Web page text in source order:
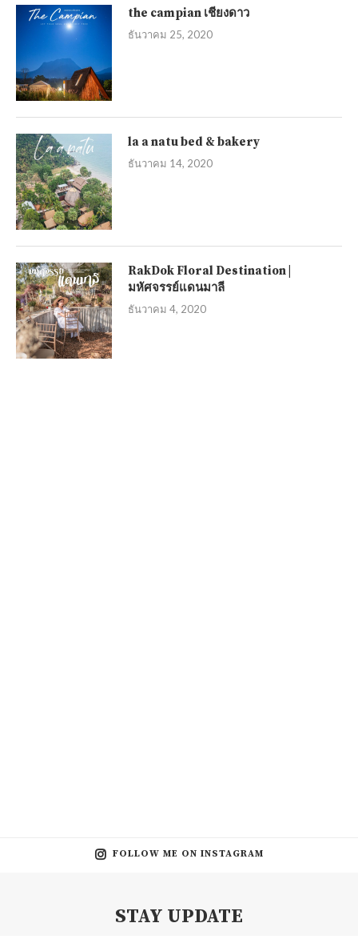
the campian เชียงดาว
ธันวาคม 25, 2020
la a natu bed & bakery
ธันวาคม 14, 2020
RakDok Floral Destination |
มหัศจรรย์แดนมาลี
ธันวาคม 4, 2020
FOLLOW ME ON INSTAGRAM
STAY UPDATE